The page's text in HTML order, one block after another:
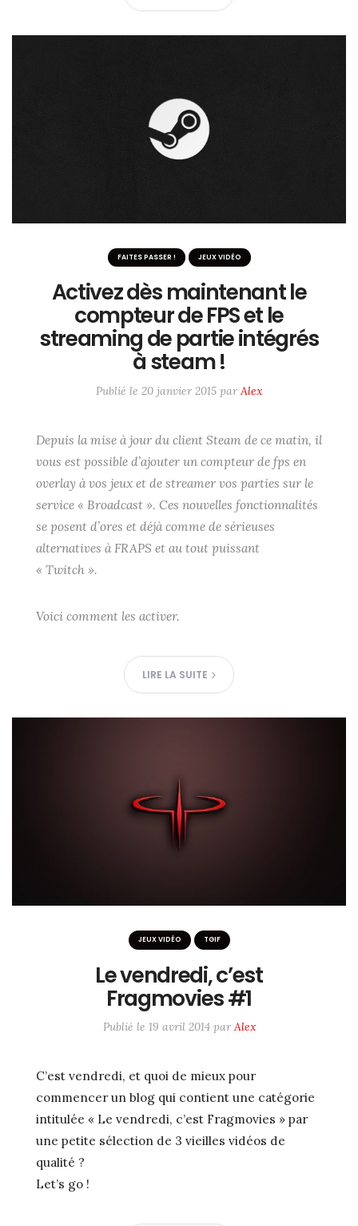
FAITES PASSER ! JEUX VIDÉO
Activez dès maintenant le
compteur de FPS et le
streaming de partie intégrés
à steam !
Publié le 20 janvier 2015 par Alex
Depuis la mise à jour du client Steam de ce matin, il
vous est possible d’ajouter un compteur de fps en
overlay à vos jeux et de streamer vos parties sur le
service « Broadcast ». Ces nouvelles fonctionnalités
se posent d’ores et déjà comme de sérieuses
alternatives à FRAPS et au tout puissant
« Twitch ».
Voici comment les activer.
LIRE LA SUITE
JEUX VIDÉO TGIF
Le vendredi, c’est
Fragmovies #1
Publié le 19 avril 2014 par Alex
C’est vendredi, et quoi de mieux pour
commencer un blog qui contient une catégorie
intitulée « Le vendredi, c’est Fragmovies » par
une petite sélection de 3 vieilles vidéos de
qualité ?
Let’s go !